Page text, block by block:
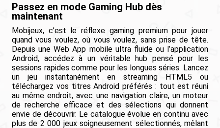
Passez en mode Gaming Hub dès
maintenant
Mobijeux, c’est le réflexe gaming premium pour jouer
quand vous voulez, où vous voulez, sans prise de tête.
Depuis une Web App mobile ultra fluide ou l’application
Android, accédez à un véritable hub pensé pour les
sessions rapides comme pour les longues séries. Lancez
un jeu instantanément en streaming HTML5 ou
téléchargez vos titres Android préférés : tout est réuni
au même endroit, avec une navigation claire, un moteur
de recherche efficace et des sélections qui donnent
envie de découvrir. Le catalogue évolue en continu avec
plus de 2 000 jeux soigneusement sélectionnés, mêlant